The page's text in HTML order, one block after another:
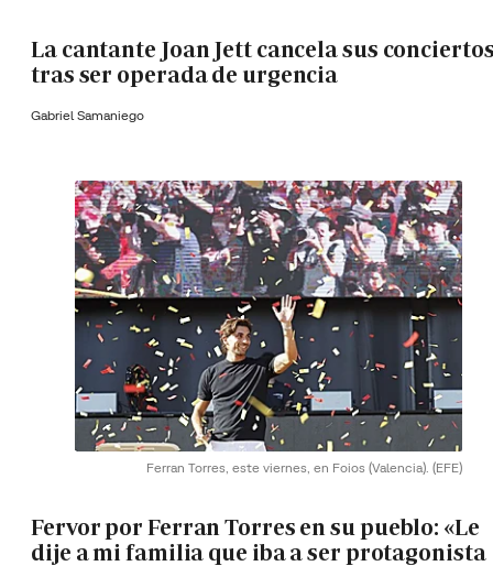
La cantante Joan Jett cancela sus
tras ser operada de urgencia
Gabriel Samaniego
Ferran Torres, este viernes, en Foios (Valencia). (EFE)
Fervor por Ferran Torres en su pueblo: «Le
dije a mi familia que iba a ser protagonista